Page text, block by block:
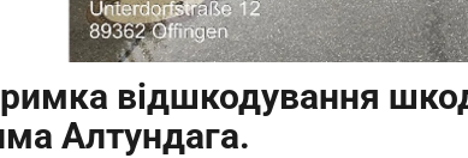
відшкодування
Алтундага.